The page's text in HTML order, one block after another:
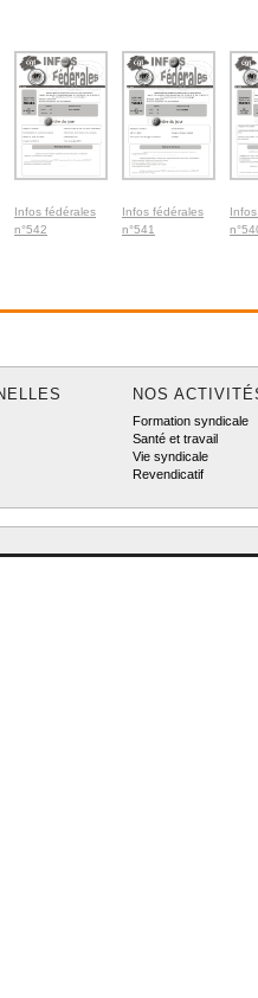
Infos fédérales
n°542
Infos fédérales
n°541
NOS
Formation syndicale
Santé et travail
Vie syndicale
Revendicatif